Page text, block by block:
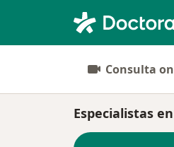
Consulta
Especialistas